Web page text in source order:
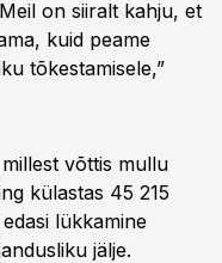
on siiralt kahju, et
kuid peame
tõkestamisele,”
võttis mullu
külastas 45 215
lükkamine
jälje.